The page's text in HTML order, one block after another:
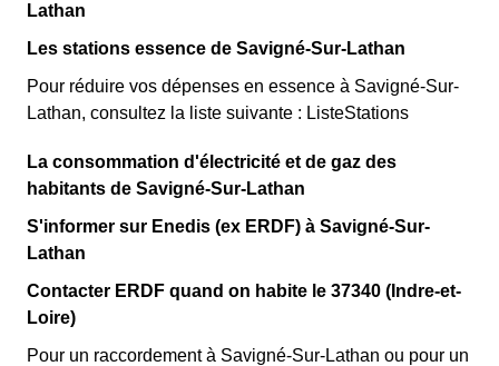
Lathan
Les stations essence de Savigné-Sur-Lathan
Pour réduire vos dépenses en essence à Savigné-Sur-
Lathan, consultez la liste suivante : ListeStations
La consommation d'électricité et de gaz des
habitants de Savigné-Sur-Lathan
S'informer sur Enedis (ex ERDF) à Savigné-Sur-
Lathan
Contacter ERDF quand on habite le 37340 (Indre-et-
Loire)
Pour un raccordement à Savigné-Sur-Lathan ou pour un